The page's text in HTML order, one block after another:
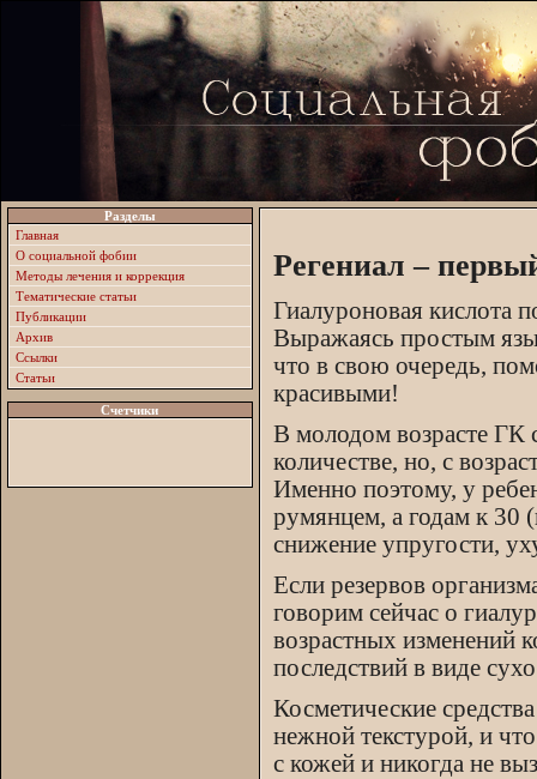
Разделы
Главная
О социальной фобии
Методы лечения и коррекция
Тематические статьи
Публикации
Архив
Ссылки
Статьи
Счетчики
Регениал –
Гиалуроновая кислота
Выражаясь простым
что в свою очередь,
красивыми!
В молодом возрасте ГК
количестве, но, с
Именно поэтому, у
румянцем, а годам к
снижение упругости,
Если резервов
говорим сейчас о
возрастных изменений
последствий в виде
Косметические
нежной текстурой, и
с кожей и никогда не